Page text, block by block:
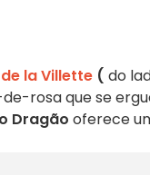
la Villette ( do
rosa que se
Dragão oferece